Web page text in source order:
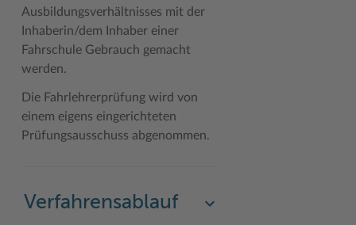
Lexikon
Publikationen
Wo Sie uns finden
Wunsch-Kennzeichen ↗
Zuständigkeitsfinder SH ↗
Newsletter
Pressemeldungen
Social Media
Stellenangebote
Stormarninfo
Ukrainehilfe
Sonderbereiche
Stabsbereiche
Städte und Gemeinden
Wahlen im Kreis
Wappen und Geschichte
Was ist ein Kreis?
Lieblingsplätze in der Metropolregion
Termine und Veranstaltungen
Tourismus
Umlandscout Hamburg
Vereine und Gruppen
Ausbildungsverhältnisses mit der
Inhaberin/dem Inhaber einer
Fahrschule Gebrauch gemacht
werden.
Die Fahrlehrerprüfung wird von
einem eigens eingerichteten
Prüfungsausschuss abgenommen.
Verfahrensablauf